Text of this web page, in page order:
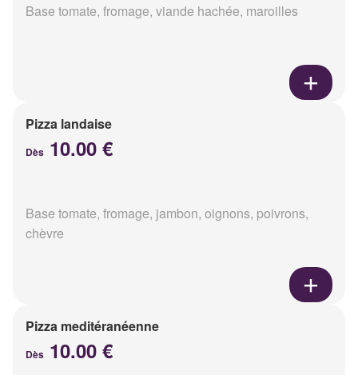
Base tomate, fromage, viande hachée, maroilles
Pizza landaise
Dès 10.00 €
Base tomate, fromage, jambon, oignons, poivrons,
chèvre
Pizza meditéranéenne
Dès 10.00 €